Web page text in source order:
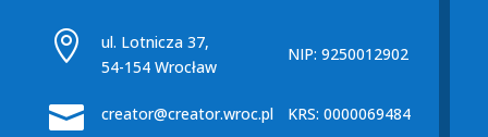

ul. Lotnicza 37,
54-154 Wrocław
NIP: 9250012902
 creator@creator.wroc.pl KRS: 0000069484